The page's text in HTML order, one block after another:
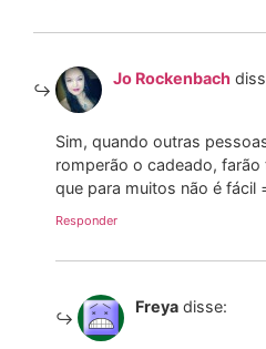
Jo Rockenbach
Sim, quando outras
romperão o cadeado,
que para muitos não é fácil
Responder
Freya disse: